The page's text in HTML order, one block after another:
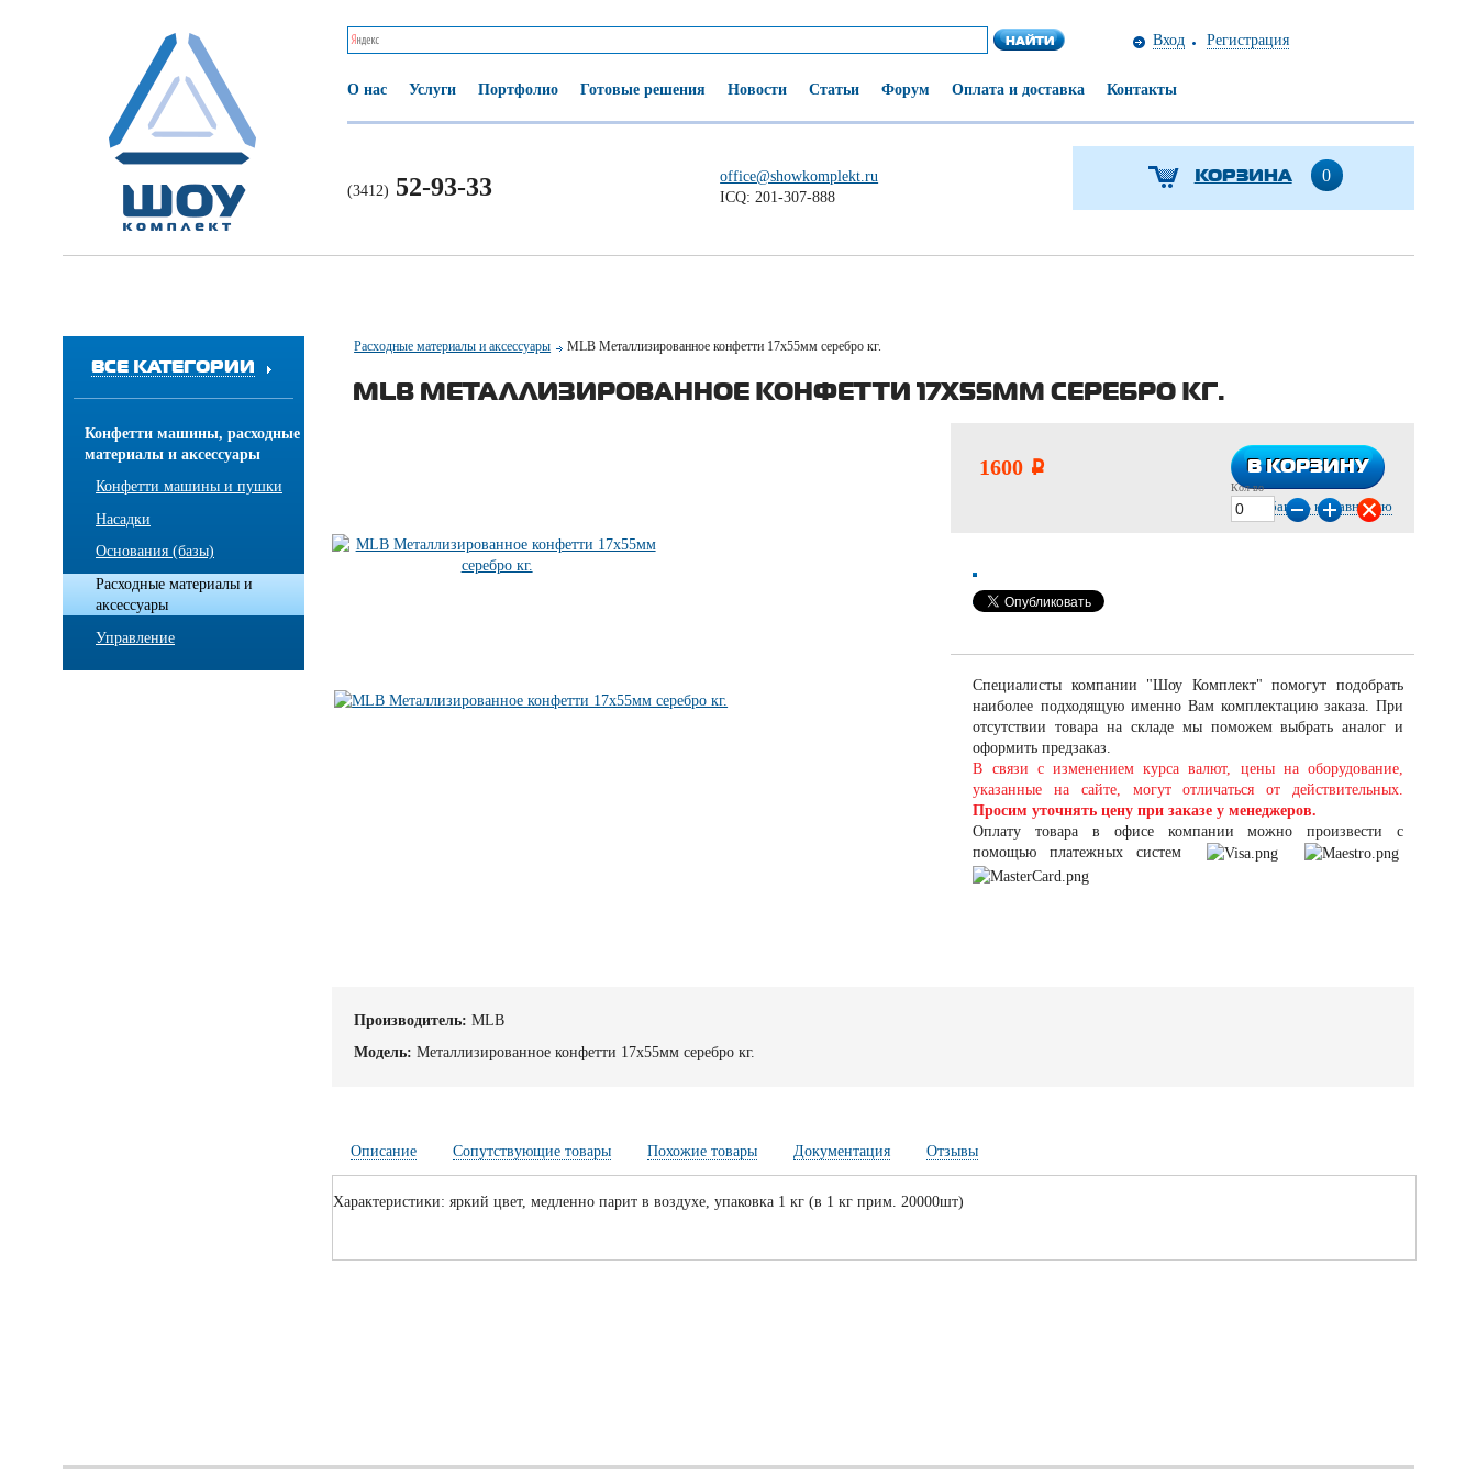
Вход Регистрация
О нас Услуги Портфолио Готовые решения Новости Статьи Форум Оплата и доставка Контакты
(3412) 52-93-33
office@showkomplekt.ru
ICQ: 201-307-888
КОРЗИНА 0
ВСЕ КАТЕГОРИИ
Конфетти машины, расходные
материалы и аксессуары
Конфетти машины и пушки
Насадки
Основания (базы)
Расходные материалы и
аксессуары
Управление
Расходные материалы и аксессуары MLB Металлизированное конфетти 17х55мм серебро кг.
MLB МЕТАЛЛИЗИРОВАННОЕ КОНФЕТТИ 17Х55ММ СЕРЕБРО КГ.
1600 i В КОРЗИНУ
В КОРЗИНУ
Кол-во
Добавить к сравнению
Специалисты компании "Шоу Комплект" помогут подобрать
наиболее подходящую именно Вам комплектацию заказа. При
отсутствии товара на складе мы поможем выбрать аналог и
оформить предзаказ.
В связи с изменением курса валют, цены на оборудование,
указанные на сайте, могут отличаться от действительных.
Просим уточнять цену при заказе у менеджеров.
Оплату товара в офисе компании можно произвести с
помощью платежных систем
Производитель: MLB
Модель: Металлизированное конфетти 17х55мм серебро кг.
Описание Сопутствующие товары Похожие товары Документация Отзывы
Характеристики: яркий цвет, медленно парит в воздухе, упаковка 1 кг (в 1 кг прим. 20000шт)